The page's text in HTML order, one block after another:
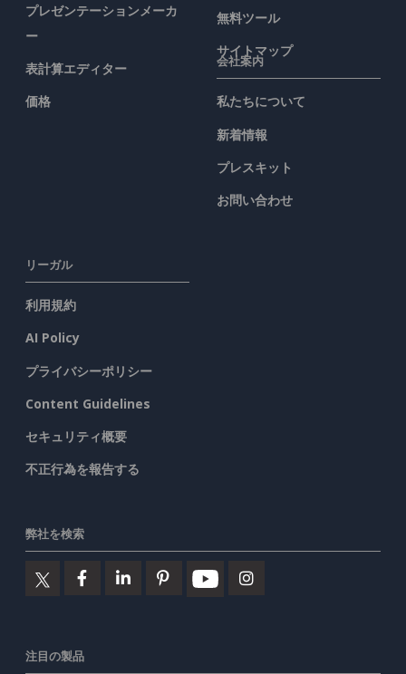
プレゼンテーションメーカ
ー
表計算エディター
価格
無料ツール
サイトマップ
会社案内
私たちについて
新着情報
プレスキット
お問い合わせ
リーガル
利用規約
AI Policy
プライバシーポリシー
Content Guidelines
セキュリティ概要
不正行為を報告する
弊社を検索
注目の製品